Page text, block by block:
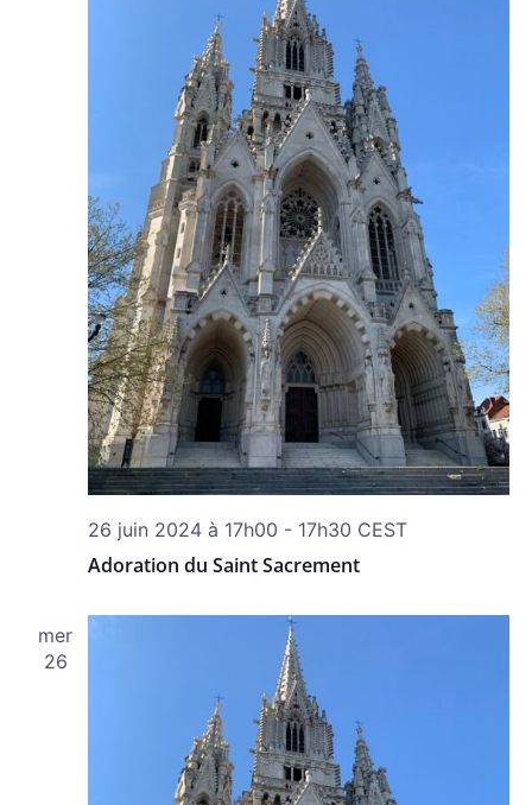
Adoration du Saint Sacrement
26 juin 2024 à 17h00 - 17h30 CEST
mer
26